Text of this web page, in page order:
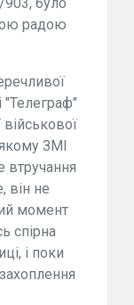
радою
"Телеграф"
ЗМІ
втручання
він не
момент
спірна
і поки